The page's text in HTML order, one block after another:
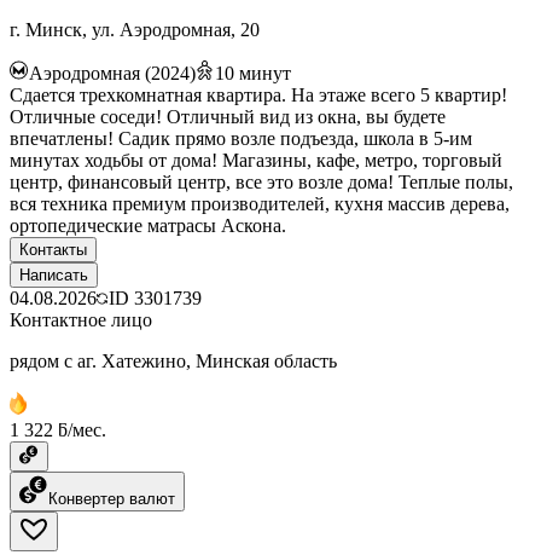
г. Минск, ул. Аэродромная, 20
Аэродромная (2024) 10 минут
Сдается трехкомнатная квартира. На этаже всего 5 квартир!
Отличные соседи! Отличный вид из окна, вы будете
впечатлены! Садик прямо возле подъезда, школа в 5-им
минутах ходьбы от дома! Магазины, кафе, метро, торговый
центр, финансовый центр, все это возле дома! Теплые полы,
вся техника премиум производителей, кухня массив дерева,
ортопедические матрасы Аскона.
Контакты
Написать
04.08.2026 ID 3301739
Контактное лицо
рядом с аг. Хатежино, Минская область
1 322 ƃ/мес.
Конвертер валют